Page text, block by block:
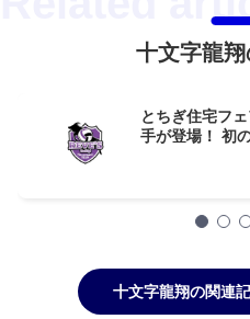
十文字龍
とちぎ住宅フ
手が登場！ 初
十文字龍翔の関連